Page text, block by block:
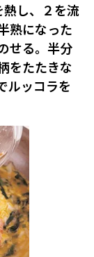
し、２を流
熟になった
せる。半分
をたたきな
ルッコラを